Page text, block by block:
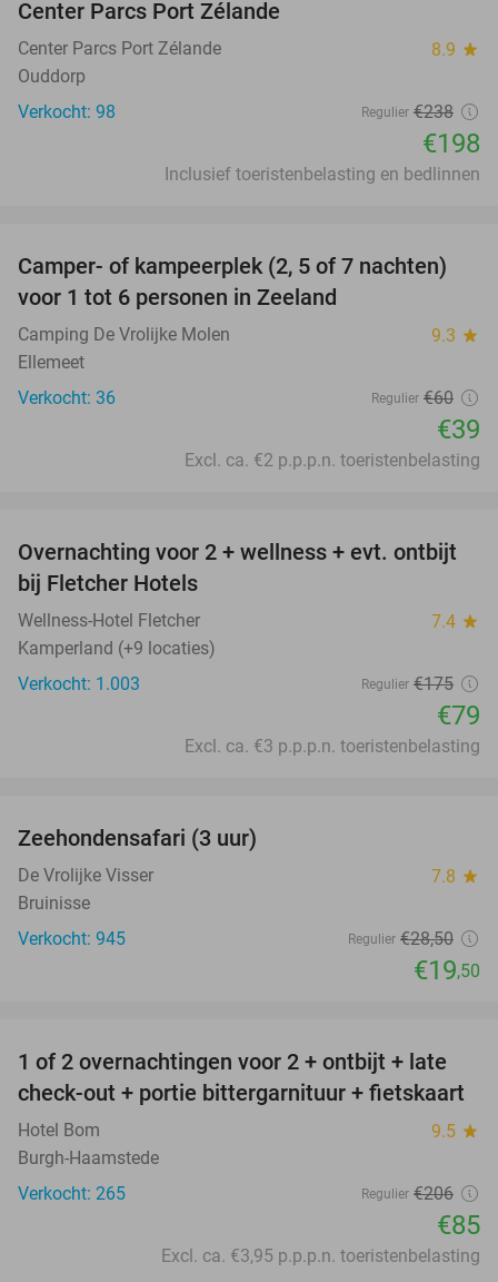
Center Parcs Port Zélande
Center Parcs Port Zélande 8.9 star
Ouddorp
Verkocht: 98
Regulier €238
€198
Inclusief toeristenbelasting en bedlinnen
35%
Camper- of kampeerplek (2, 5 of 7 nachten)
voor 1 tot 6 personen in Zeeland
Camping De Vrolijke Molen 9.3 star
Ellemeet
Verkocht: 36
Regulier €60
€39
Excl. ca. €2 p.p.p.n. toeristenbelasting
55%
Overnachting voor 2 + wellness + evt. ontbijt
bij Fletcher Hotels
Wellness-Hotel Fletcher 7.4 star
Kamperland (+9 locaties)
Verkocht: 1.003
Regulier €175
€79
Excl. ca. €3 p.p.p.n. toeristenbelasting
Zeehondensafari (3 uur)
De Vrolijke Visser 7.8 star
Bruinisse
Verkocht: 945
Regulier €28,50
€19,50
59%
1 of 2 overnachtingen voor 2 + ontbijt + late
check-out + portie bittergarnituur + fietskaart
Hotel Bom 9.5 star
Burgh-Haamstede
Verkocht: 265
Regulier €206
€85
Excl. ca. €3,95 p.p.p.n. toeristenbelasting